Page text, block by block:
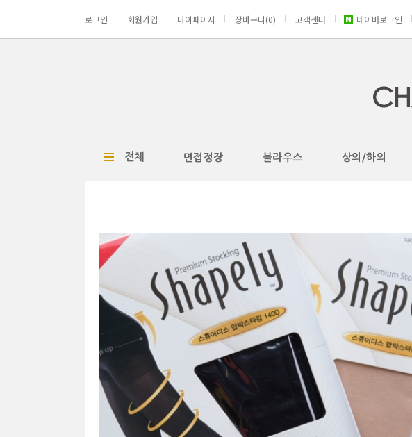
로그인 회원가입 마이페이지 장바구니(0) 고객센터 네이버로그인
전체 면접정장 블라우스 상의/하의